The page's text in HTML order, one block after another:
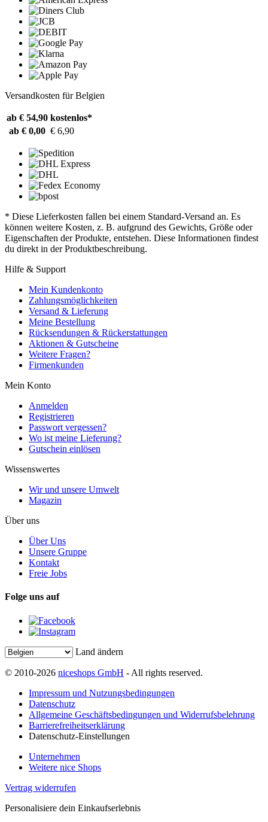
Versandkosten für Belgien
ab € 54,90 kostenlos*
ab € 0,00 € 6,90
* Diese Lieferkosten fallen bei einem Standard-Versand an. Es
können weitere Kosten, z. B. aufgrund des Gewichts, Größe oder
Eigenschaften der Produkte, entstehen. Diese Informationen findest
du direkt in der Produktbeschreibung.
Hilfe & Support
Mein Kundenkonto
Zahlungsmöglichkeiten
Versand & Lieferung
Meine Bestellung
Rücksendungen & Rückerstattungen
Aktionen & Gutscheine
Weitere Fragen?
Firmenkunden
Mein Konto
Anmelden
Registrieren
Passwort vergessen?
Wo ist meine Lieferung?
Gutschein einlösen
Wissenswertes
Wir und unsere Umwelt
Magazin
Über uns
Über Uns
Unsere Gruppe
Kontakt
Freie Jobs
Folge uns auf
Land ändern
© 2010-2026 niceshops GmbH - All rights reserved.
Impressum und Nutzungsbedingungen
Datenschutz
Allgemeine Geschäftsbedingungen und Widerrufsbelehrung
Barrierefreiheitserklärung
Datenschutz-Einstellungen
Unternehmen
Weitere nice Shops
Vertrag widerrufen
Personalisiere dein Einkaufserlebnis